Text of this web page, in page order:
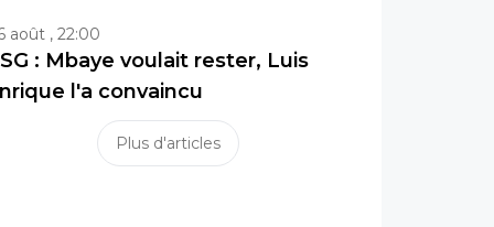
août , 22:00
: Mbaye voulait rester, Luis
l'a convaincu
Plus d'articles